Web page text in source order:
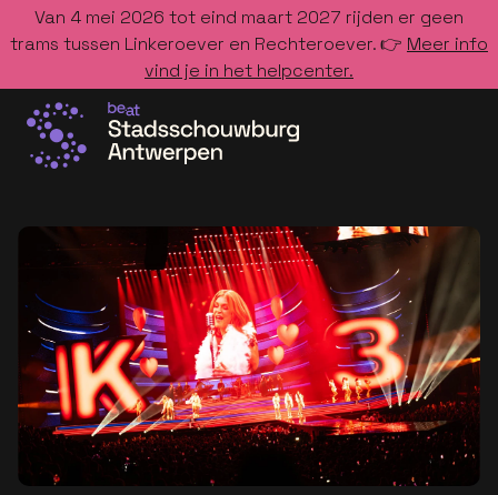
Van 4 mei 2026 tot eind maart 2027 rijden er geen
trams tussen Linkeroever en Rechteroever. 👉 Meer info
vind je in het helpcenter.